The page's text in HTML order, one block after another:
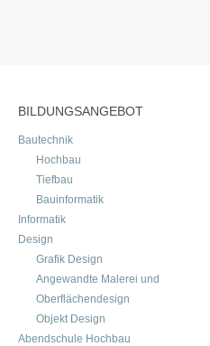
BILDUNGSANGEBOT
Bautechnik
Hochbau
Tiefbau
Bauinformatik
Informatik
Design
Grafik Design
Angewandte Malerei und
Oberflächendesign
Objekt Design
Abendschule Hochbau